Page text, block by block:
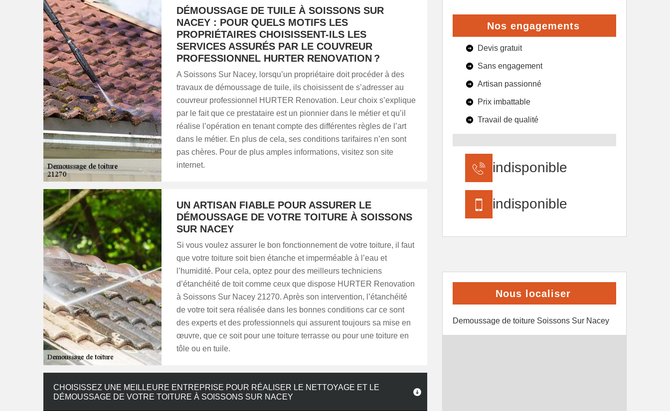
DÉMOUSSAGE DE TUILE À SOISSONS SUR
NACEY : POUR QUELS MOTIFS LES
PROPRIÉTAIRES CHOISISSENT-ILS LES
SERVICES ASSURÉS PAR LE COUVREUR
PROFESSIONNEL HURTER RENOVATION ?
A Soissons Sur Nacey, lorsqu’un propriétaire doit procéder à des
travaux de démoussage de tuile, ils choisissent de s’adresser au
couvreur professionnel HURTER Renovation. Leur choix s’explique
par le fait que ce prestataire est un pionnier dans le métier et qu’il
réalise l’opération en tenant compte des différentes règles de l’art
dans le métier. En plus de cela, ses conditions tarifaires n’en sont
pas chères. Pour de plus amples informations, visitez son site
internet.
UN ARTISAN FIABLE POUR ASSURER LE
DÉMOUSSAGE DE VOTRE TOITURE À SOISSONS
SUR NACEY
Si vous voulez assurer le bon fonctionnement de votre toiture, il faut
que votre toiture soit bien étanche et imperméable à l’eau et
l’humidité. Pour cela, optez pour des meilleurs techniciens
d’étanchéité de toit comme ceux que dispose HURTER Renovation
à Soissons Sur Nacey 21270. Après son intervention, l’étanchéité
de votre toit sera réalisée dans les bonnes conditions car ce sont
des experts et des professionnels qui assurent toujours sa mise en
œuvre, que ce soit pour une toiture terrasse ou pour une toiture en
tôle ou en tuile.
CHOISISSEZ UNE MEILLEURE ENTREPRISE POUR RÉALISER LE NETTOYAGE ET LE
DÉMOUSSAGE DE VOTRE TOITURE À SOISSONS SUR NACEY
Nos engagements
Devis gratuit
Sans engagement
Artisan passionné
Prix imbattable
Travail de qualité
indisponible
indisponible
Nous localiser
Demoussage de toiture Soissons Sur Nacey